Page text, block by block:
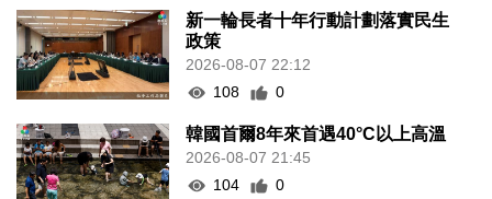
新一輪長者十年行動計劃落實民生
政策
2026-08-07 22:12
108
0
韓國首爾8年來首遇40°C以上高溫
2026-08-07 21:45
104
0